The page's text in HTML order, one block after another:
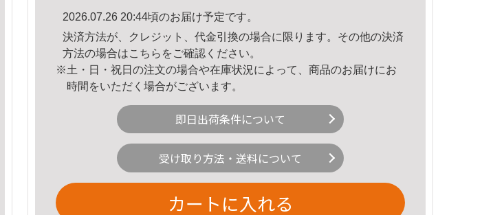
2026.07.26 20:44頃のお届け予定です。
決済方法が、クレジット、代金引換の場合に限ります。その他の決済
方法の場合はこちら をご確認ください。
※土・日・祝日の注文の場合や在庫状況によって、商品のお届けにお
時間をいただく場合がございます。
即日出荷条件について
受け取り方法・送料について
カートに入れる